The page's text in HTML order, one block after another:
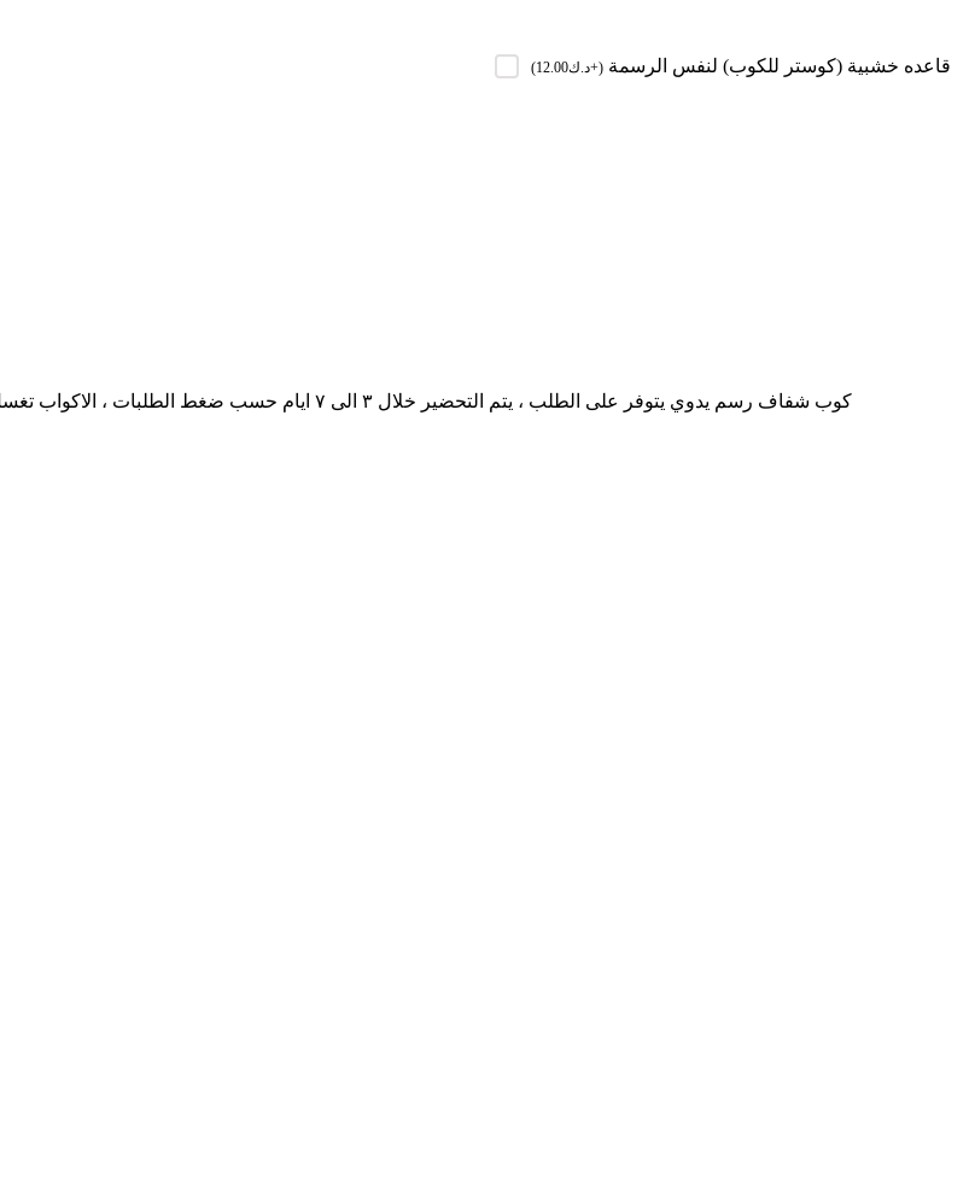
قاعده خشبية (كوستر للكوب) لنفس الرسمة (+د.ك12.00
)
كوب شفاف رسم يدوي يتوفر على الطلب ، يتم التحضير خلال ٣ الى ٧ ايام حسب ضغط الطلبات ، الاكواب تغسل بالماء والصابون بماء فاتر ، لا تغسل بغسالة الاواني ، لا تفرك الرسمة اثناء الغسيل